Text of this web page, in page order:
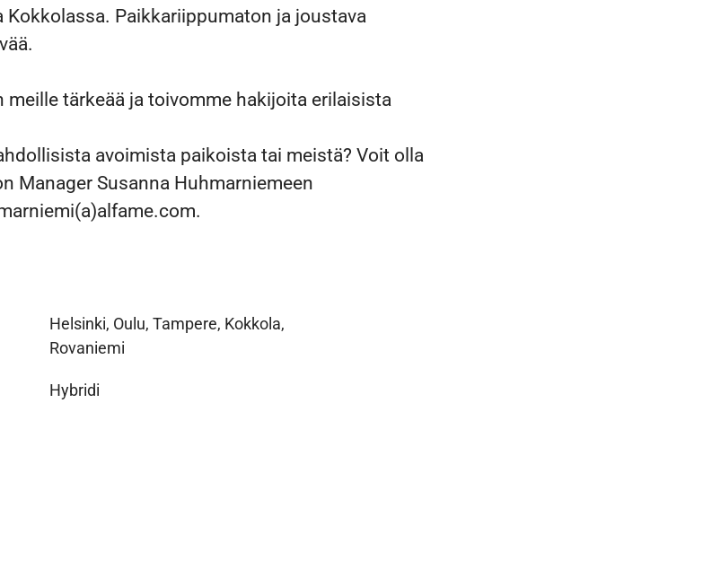
Kokkolassa. Paikkariippumaton ja joustava
tärkeää ja toivomme hakijoita erilaisista
avoimista paikoista tai meistä? Voit olla
Manager Susanna Huhmarniemeen
Helsinki, Oulu, Tampere, Kokkola,
Rovaniemi
Hybridi